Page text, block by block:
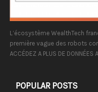
L’écosystème WealthTech
première vague des robots
ACCÉDEZ A PLUS DE DONNÉES
POPULAR POSTS